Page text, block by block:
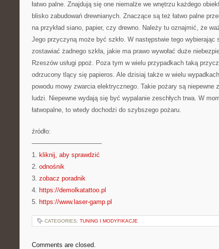
łatwo palne. Znajdują się one niemalże we wnętrzu każdego
blisko zabudowań drewnianych. Znaczące są też łatwo palne
na przykład siano, papier, czy drewno. Należy tu oznajmić, że
Jego przyczyną może być szkło. W następstwie tego wybierając
zostawiać żadnego szkła, jakie ma prawo wywołać duże
Rzeszów usługi ppoż. Poza tym w wielu przypadkach taką
odrzucony tlący się papieros. Ale dzisiaj także w wielu
powodu mowy zwarcia elektrycznego. Takie pożary są niepewne
ludzi. Niepewne wydają się być wypalanie zeschłych trwa. W
łatwopalne, to wtedy dochodzi do szybszego pożaru.
źródło:
———————————
1. kliknij, aby sprawdzić
2. odnośnik
3. zobacz poradnik
4. https://demolkatattoo.pl
5. https://www.laser-gamp.pl
CATEGORIES: TUNING I MODYFIKACJE
Comments are closed.